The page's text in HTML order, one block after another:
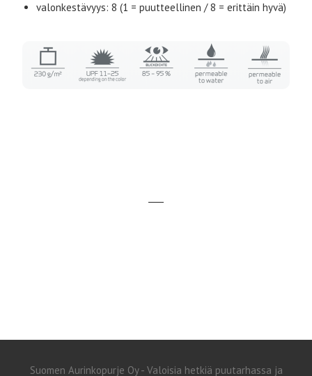
valonkestävyys: 8 (1 = puutteellinen / 8 = erittäin hyvä)
Suomen Aurinkopurje Oy - Valoisia hetkiä puutarhassa ja